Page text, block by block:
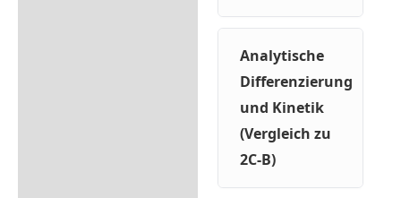
Analytische
Differenzierung
und Kinetik
(Vergleich zu
2C-B)